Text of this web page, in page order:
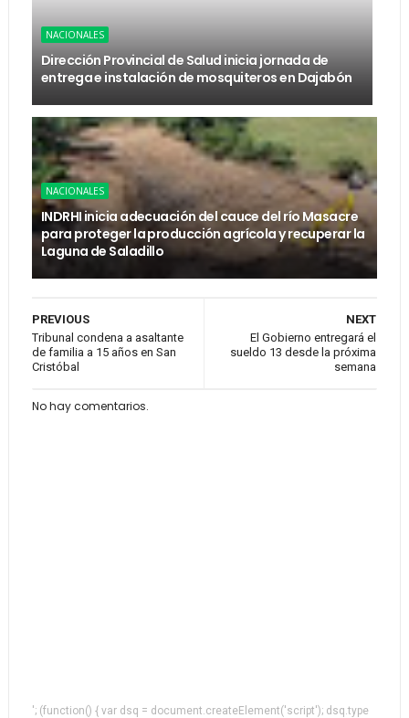
NACIONALES
Dirección Provincial de Salud inicia jornada de
entrega e instalación de mosquiteros en Dajabón
NACIONALES
INDRHI inicia adecuación del cauce del río Masacre
para proteger la producción agrícola y recuperar la
Laguna de Saladillo
NEXT
El Gobierno entregará el
sueldo 13 desde la próxima
semana
PREVIOUS
Tribunal condena a asaltante
de familia a 15 años en San
Cristóbal
No hay comentarios.
'; (function() { var dsq = document.createElement('script'); dsq.type